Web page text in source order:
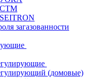
СТМ
загазованности
(домовые)